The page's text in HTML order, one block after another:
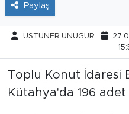
Paylaş
ÜSTÜNER ÜNÜGÜR
Toplu Konut İdaresi
Kütahya'da 196